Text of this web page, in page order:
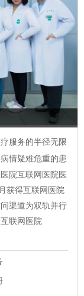
服务的半径无限
情疑难危重的患
院互联网医院医
获得互联网医院
渠道为双轨并行
联网医院